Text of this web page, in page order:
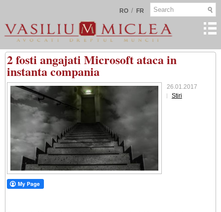
RO / FR
2 fosti angajati Microsoft ataca in
instanta compania
26.01.2017
Stiri